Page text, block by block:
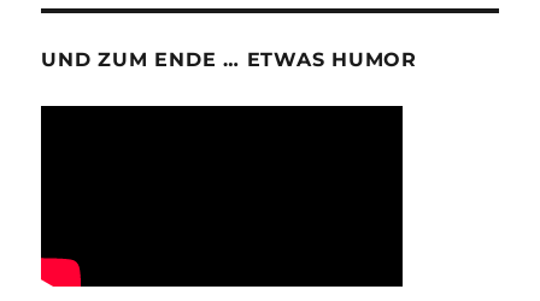
UND ZUM ENDE … ETWAS HUMOR